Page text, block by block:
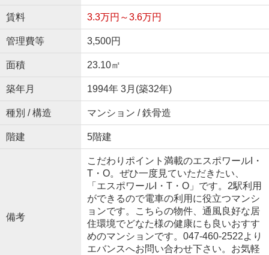
賃料 3.3万円～3.6万円
管理費等 3,500円
面積 23.10㎡
築年月 1994年 3月(築32年)
種別 / 構造 マンション / 鉄骨造
階建 5階建
備考
こだわりポイント満載のエスポワールI・
T・O。ぜひ一度見ていただきたい、
「エスポワールI・T・O」です。2駅利用
ができるので電車の利用に役立つマンシ
ョンです。こちらの物件、通風良好な居
住環境でどなた様の健康にも良いおすす
めのマンションです。047-460-2522より
エバンスへお問い合わせ下さい。お気軽